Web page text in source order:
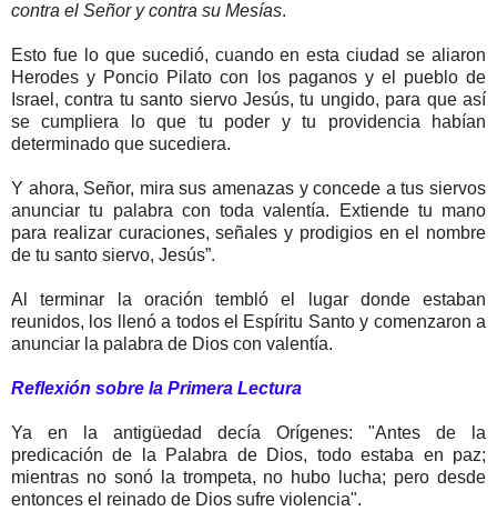
contra el Señor y contra su Mesías.
Esto fue lo que sucedió, cuando en esta ciudad se aliaron
Herodes y Poncio Pilato con los paganos y el pueblo de
Israel, contra tu santo siervo Jesús, tu ungido, para que así
se cumpliera lo que tu poder y tu providencia habían
determinado que sucediera.
Y ahora, Señor, mira sus amenazas y concede a tus siervos
anunciar tu palabra con toda valentía. Extiende tu mano
para realizar curaciones, señales y prodigios en el nombre
de tu santo siervo, Jesús”.
Al terminar la oración tembló el lugar donde estaban
reunidos, los llenó a todos el Espíritu Santo y comenzaron a
anunciar la palabra de Dios con valentía.
Reflexión sobre la Primera Lectura
Ya en la antigüedad decía Orígenes: "Antes de la
predicación de la Palabra de Dios, todo estaba en paz;
mientras no sonó la trompeta, no hubo lucha; pero desde
entonces el reinado de Dios sufre violencia".